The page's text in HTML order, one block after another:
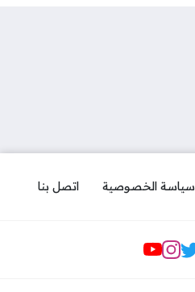
سياسة الخصوصية اتصل بنا
مواقع التواصل